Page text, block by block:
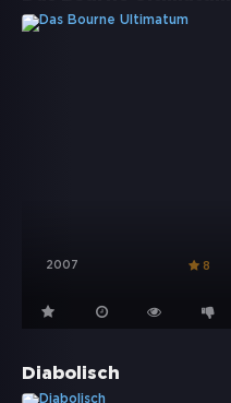
2007 8
Diabolisch